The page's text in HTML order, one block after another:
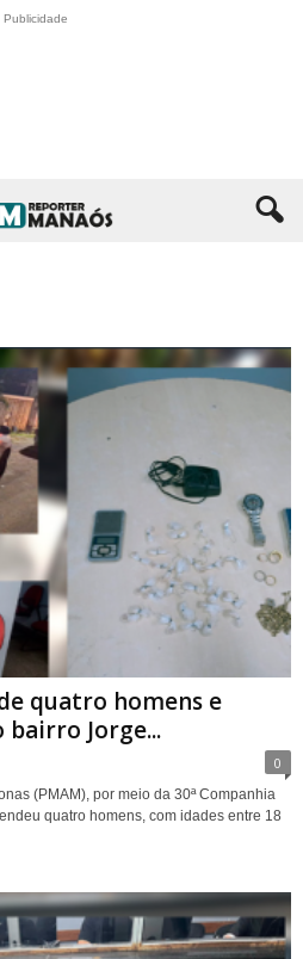
Publicidade
quatro homens e
bairro Jorge...
0
(PMAM), por meio da 30ª Companhia
quatro homens, com idades entre 18